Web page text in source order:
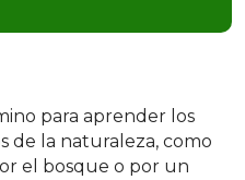
para aprender los
de la naturaleza, como
el bosque o por un